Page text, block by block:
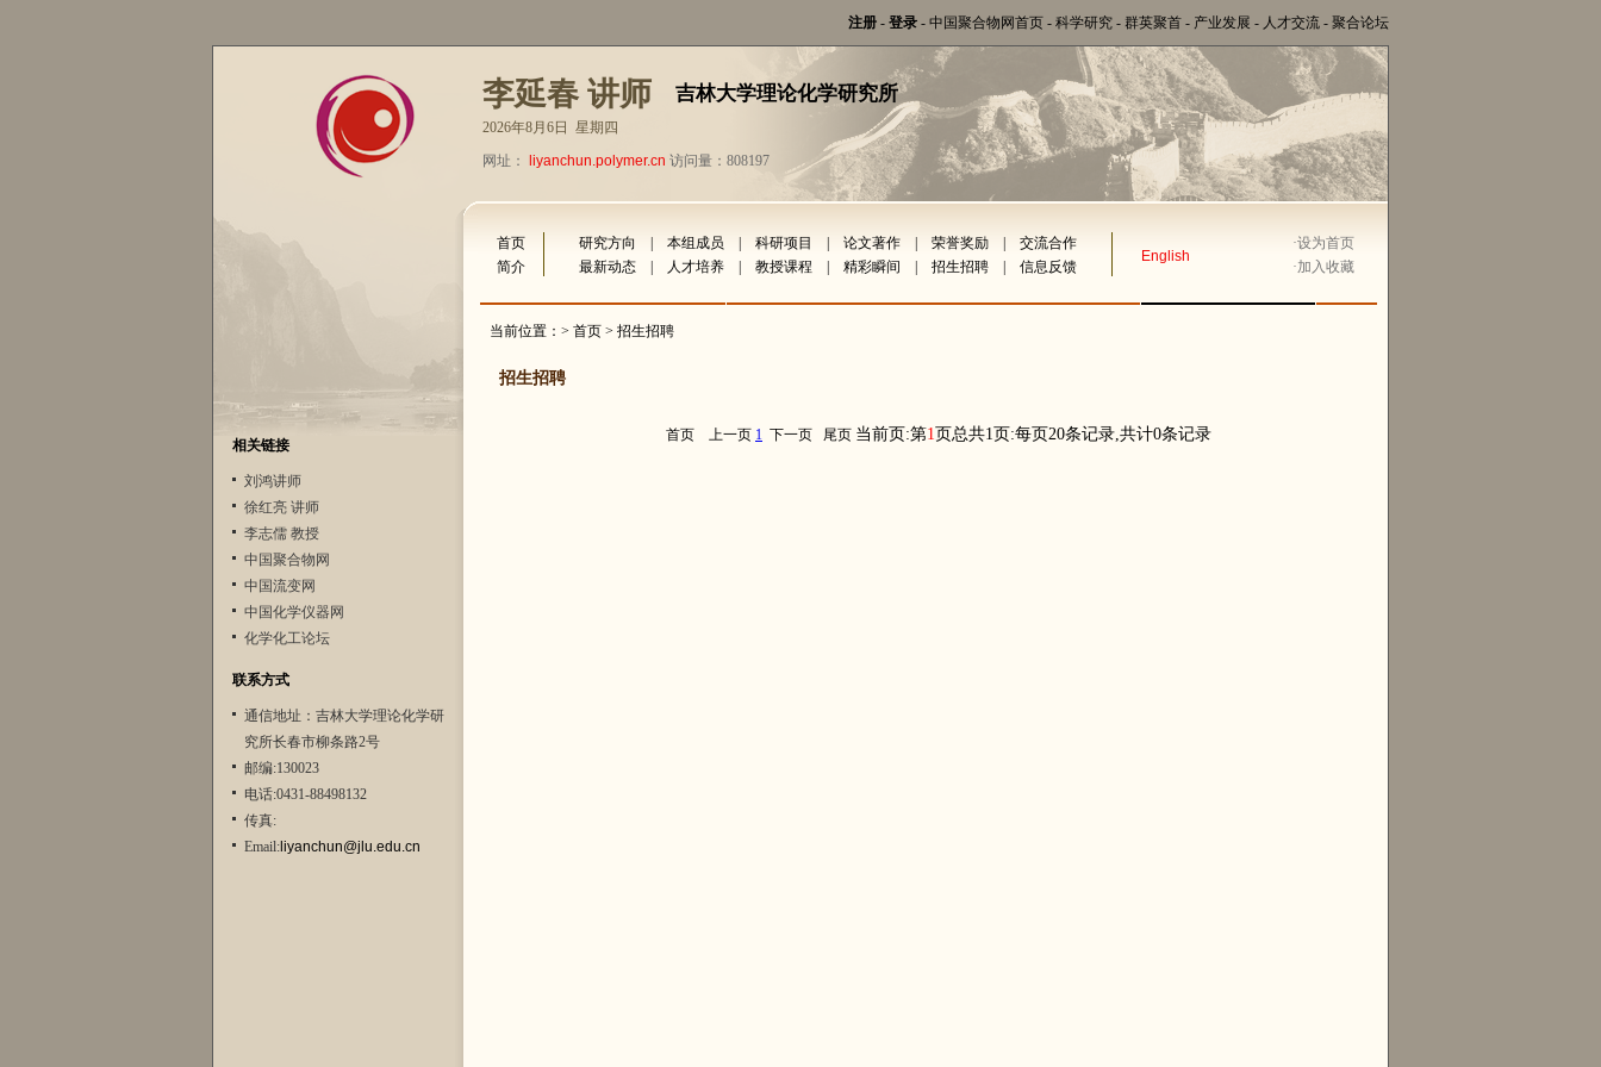
注册 - 登录 - 中国聚合物网首页 - 科学研究 - 群英聚首 - 产业发展 - 人才交流 - 聚合论坛
李延春 讲师 吉林大学理论化学研究所
2026年8月6日 星期四
网址：
liyanchun.polymer.cn 访问量：808197
相关链接
刘鸿讲师
徐红亮 讲师
李志儒 教授
中国聚合物网
中国流变网
中国化学仪器网
化学化工论坛
联系方式
通信地址：吉林大学理论化学研
究所长春市柳条路2号
邮编:130023
电话:0431-88498132
传真:
Email:liyanchun@jlu.edu.cn
首页 研究方向 本组成员 科研项目 论文著作 荣誉奖励 交流合作
English
·设为首页
简介
最新动态 人才培养 教授课程 精彩瞬间 招生招聘 信息反馈 ·加入收藏
当前位置：> 首页 > 招生招聘
招生招聘
首页 上一页 1 下一页 尾页 当前页:第1页总共1页:每页20条记录,共计0条记录